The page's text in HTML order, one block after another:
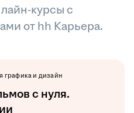
курсы с
от hh Карьера.
графика и дизайн
с нуля.